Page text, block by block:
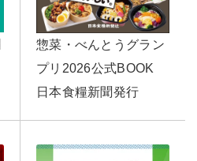
惣菜・べんとうグラン
プリ2026公式BOOK
日本食糧新聞発行